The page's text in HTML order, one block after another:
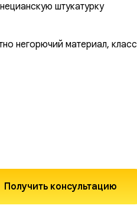
штукатурку
негорючий материал, класс
Получить консультацию